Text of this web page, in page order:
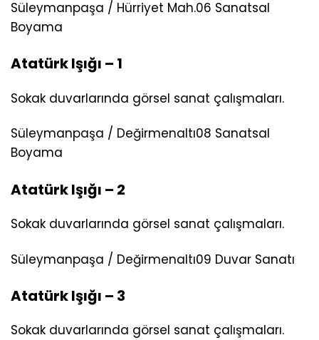
Süleymanpaşa / Hürriyet Mah.06 Sanatsal
Boyama
Atatürk Işığı – 1
Sokak duvarlarında görsel sanat çalışmaları.
Süleymanpaşa / Değirmenaltı08 Sanatsal
Boyama
Atatürk Işığı – 2
Sokak duvarlarında görsel sanat çalışmaları.
Süleymanpaşa / Değirmenaltı09 Duvar Sanatı
Atatürk Işığı – 3
Sokak duvarlarında görsel sanat çalışmaları.